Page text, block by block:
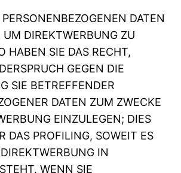
DATEN
UM DIREKTWERBUNG ZU
HABEN SIE DAS RECHT,
GEGEN DIE
SIE BETREFFENDER
DATEN ZUM ZWECKE
EINZULEGEN; DIES
DAS PROFILING, SOWEIT ES
IN
WENN SIE